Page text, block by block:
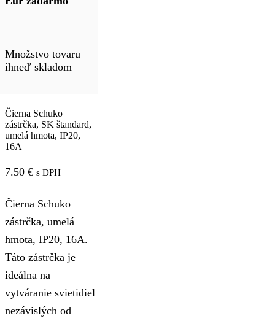
Množstvo tovaru
ihneď skladom
Čierna Schuko
zástrčka, SK štandard,
umelá hmota, IP20,
16A
7.50 € s DPH
Čierna Schuko
zástrčka, umelá
hmota, IP20, 16A.
Táto zástrčka je
ideálna na
vytváranie svietidiel
nezávislých od